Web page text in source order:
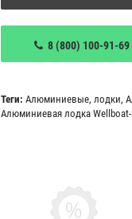
8 (800) 100-91-69
Теги: Алюминиевые, лодки,
Алюминиевая лодка